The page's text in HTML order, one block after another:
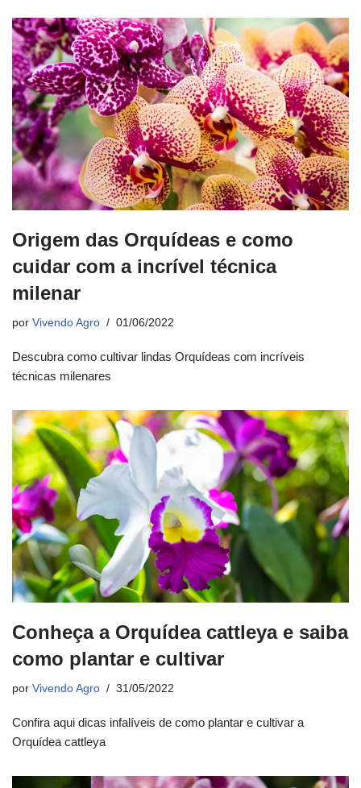
Origem das Orquídeas e como
cuidar com a incrível técnica
milenar
por Vivendo Agro 01/06/2022
Descubra como cultivar lindas Orquídeas com incríveis
técnicas milenares
Conheça a Orquídea cattleya e saiba
como plantar e cultivar
por Vivendo Agro 31/05/2022
Confira aqui dicas infalíveis de como plantar e cultivar a
Orquídea cattleya